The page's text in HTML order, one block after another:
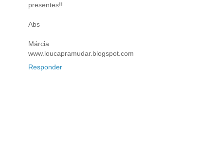
presentes!!
Abs
Márcia
www.loucapramudar.blogspot.com
Responder